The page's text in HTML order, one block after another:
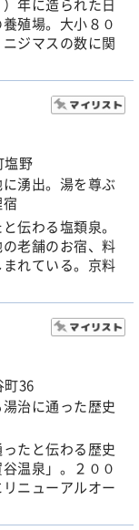
年に造られた日
殖場。大小８０
ジマスの数に関
塩野
湧出。湯を尊ぶ
伝わる塩類泉。
老舗のお宿、料
れている。京料
町36
治に通った歴史
たと伝わる歴史
温泉」。２００
ニューアルオー